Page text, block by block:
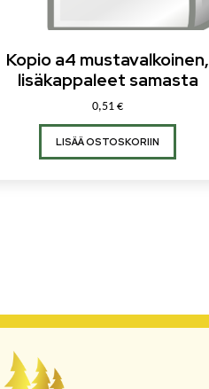
Kopio a4 mustavalkoinen,
lisäkappaleet samasta
0,51€
LISÄÄ OSTOSKORIIN